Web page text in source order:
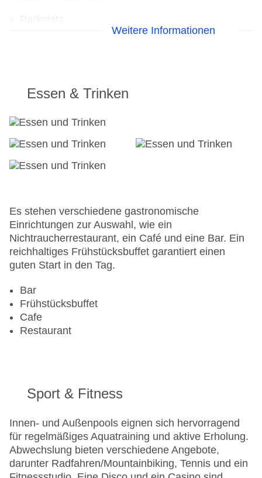
WLAN/WiFi im Hotel
Letzte umfassende Renovierung: 1995
Anzahl der Aufzüge: 2
Zimmerservice
Gesamtanzahl der Zimmer: 176
Weitere Informationen
Essen & Trinken
Es stehen verschiedene gastronomische
Einrichtungen zur Auswahl, wie ein
Nichtraucherrestaurant, ein Café und eine Bar. Ein
reichhaltiges Frühstücksbuffet garantiert einen
guten Start in den Tag.
Bar
Frühstücksbuffet
Cafe
Restaurant
Sport & Fitness
Innen- und Außenpools eignen sich hervorragend
für regelmäßiges Aquatraining und aktive Erholung.
Abwechslung bieten verschiedene Angebote,
darunter Radfahren/Mountainbiking, Tennis und ein